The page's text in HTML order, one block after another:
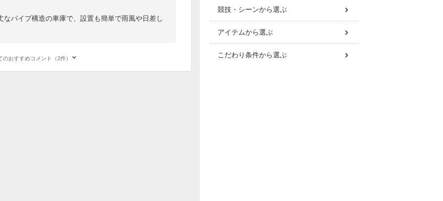
パイプ構造の車庫で、設置も簡単で雨風や日差し
のおすすめコメント（2件）
競技・シーンから選ぶ
アイテムから選ぶ
こだわり条件から選ぶ